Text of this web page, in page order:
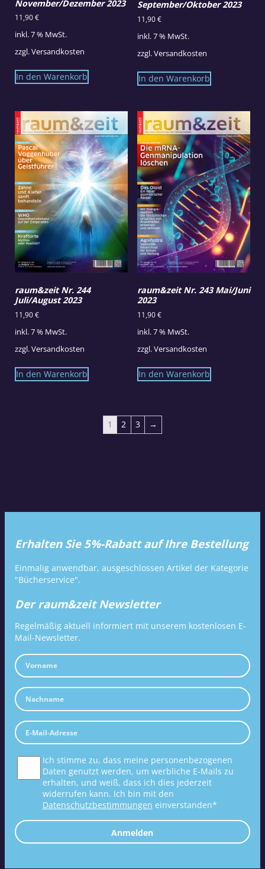
November/Dezember 2023
11,90€
inkl. 7 % MwSt.
zzgl.Versandkosten
In den Warenkorb
September/Oktober 2023
11,90€
inkl. 7 % MwSt.
zzgl.Versandkosten
In den Warenkorb
raum&zeit Nr. 244
Juli/August 2023
11,90€
inkl. 7 % MwSt.
zzgl.Versandkosten
In den Warenkorb
raum&zeit Nr. 243 Mai/Juni
2023
11,90€
inkl. 7 % MwSt.
zzgl.Versandkosten
In den Warenkorb
1 2 3 →
Erhalten Sie 5%-Rabatt auf Ihre Bestellung
Einmalig anwendbar, ausgeschlossen Artikel der Kategorie
"Bücherservice".
Der raum&zeit Newsletter
Regelmäßig aktuell informiert mit unserem kostenlosen E-
Mail-Newsletter.
Ich stimme zu, dass meine personenbezogenen
Daten genutzt werden, um werbliche E-Mails zu
erhalten, und weiß, dass ich dies jederzeit
widerrufen kann. Ich bin mit den
Datenschutzbestimmungen einverstanden*
Anmelden